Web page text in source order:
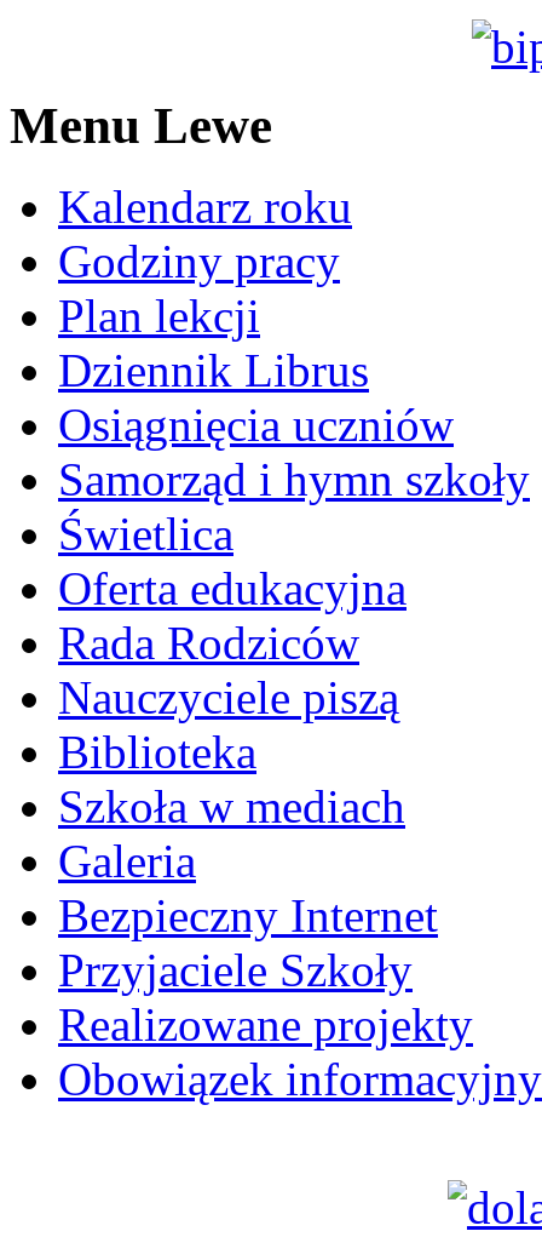
Menu Lewe
Kalendarz roku
Godziny pracy
Plan lekcji
Dziennik Librus
Osiągnięcia uczniów
Samorząd i hymn szkoły
Świetlica
Oferta edukacyjna
Rada Rodziców
Nauczyciele piszą
Biblioteka
Szkoła w mediach
Galeria
Bezpieczny Internet
Przyjaciele Szkoły
Realizowane projekty
Obowiązek informacyjny